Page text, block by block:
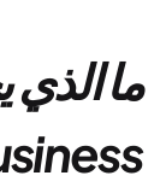
ما